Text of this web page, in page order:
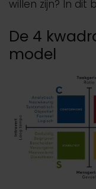
willen zijn? In dit
De 4
model